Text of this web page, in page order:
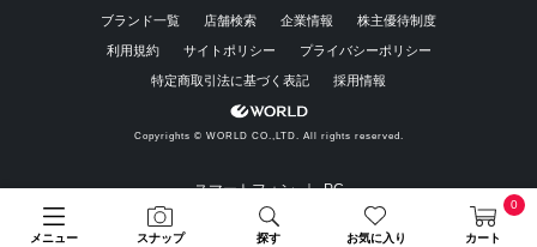
メニュー スナップ 探す お気に入り カート
0
ブランド一覧 店舗検索 企業情報 株主優待制度
利用規約 サイトポリシー プライバシーポリシー
特定商取引法に基づく表記 採用情報
Copyrights © WORLD CO.,LTD. All rights reserved.
スマートフォン ｜PC